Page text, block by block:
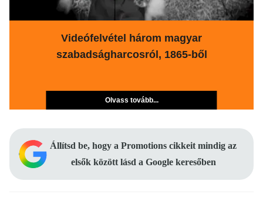
Videófelvétel három magyar
szabadságharcosról, 1865-ből
Olvass tovább...
Állítsd be, hogy a Promotions cikkeit mindig az
elsők között lásd a Google keresőben